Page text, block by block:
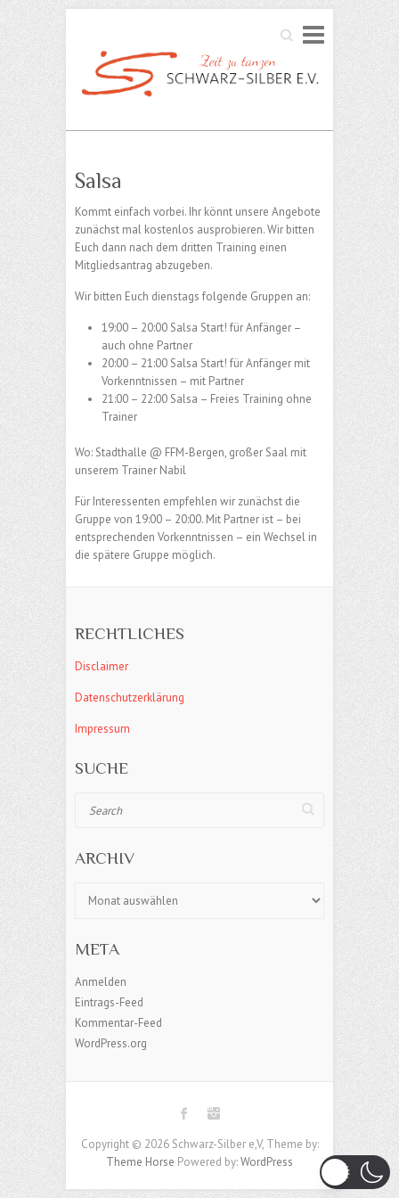
Search
Salsa
Kommt einfach vorbei. Ihr könnt unsere Angebote
zunächst mal kostenlos ausprobieren. Wir bitten
Euch dann nach dem dritten Training einen
Mitgliedsantrag abzugeben.
Wir bitten Euch dienstags folgende Gruppen an:
19:00 – 20:00 Salsa Start! für Anfänger –
auch ohne Partner
20:00 – 21:00 Salsa Start! für Anfänger mit
Vorkenntnissen – mit Partner
21:00 – 22:00 Salsa – Freies Training ohne
Trainer
Wo: Stadthalle @ FFM-Bergen, großer Saal mit
unserem Trainer Nabil
Für Interessenten empfehlen wir zunächst die
Gruppe von 19:00 – 20:00. Mit Partner ist – bei
entsprechenden Vorkenntnissen – ein Wechsel in
die spätere Gruppe möglich.
RECHTLICHES
Disclaimer
Datenschutzerklärung
Impressum
SUCHE
ARCHIV
META
Anmelden
Eintrags-Feed
Kommentar-Feed
WordPress.org
Copyright © 2026 Schwarz-Silber e,V, Theme by:
Theme Horse Powered by:WordPress